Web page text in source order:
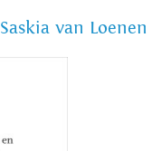
Saskia van Loenen